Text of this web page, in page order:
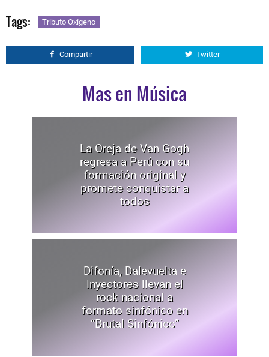
Tags: Tributo Oxígeno
Compartir Twitter
Mas en Música
La Oreja de Van Gogh
regresa a Perú con su
formación original y
promete conquistar a
todos
Difonía, Dalevuelta e
Inyectores llevan el
rock nacional a
formato sinfónico en
“Brutal Sinfónico”